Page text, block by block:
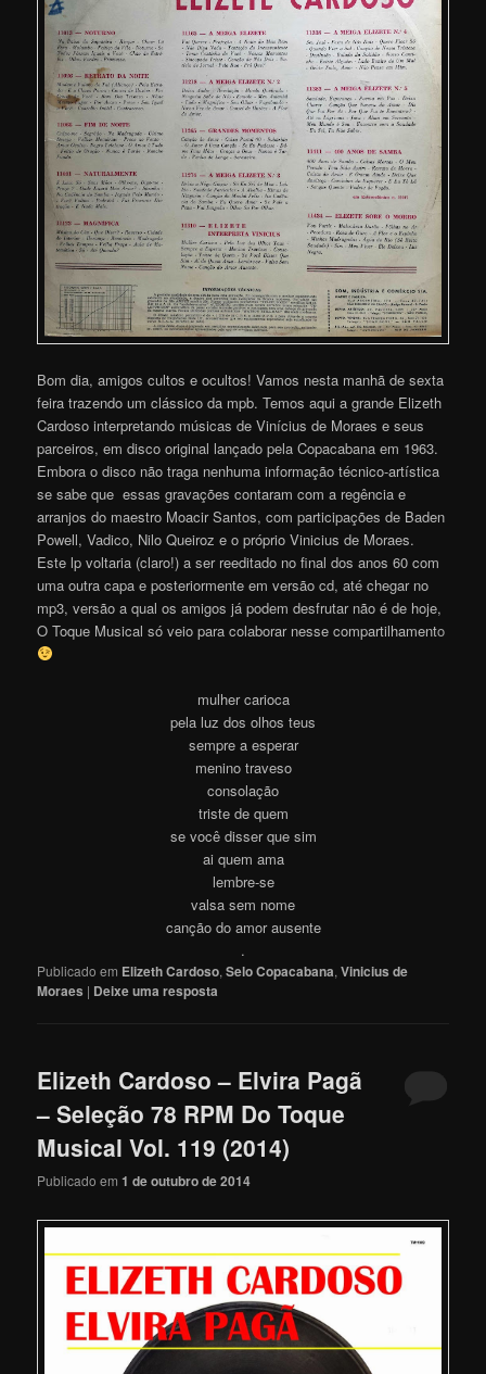
Bom dia, amigos cultos e ocultos! Vamos nesta manhã de sexta
feira trazendo um clássico da mpb. Temos aqui a grande Elizeth
Cardoso interpretando músicas de Vinícius de Moraes e seus
parceiros, em disco original lançado pela Copacabana em 1963.
Embora o disco não traga nenhuma informação técnico-artística
se sabe que essas gravações contaram com a regência e
arranjos do maestro Moacir Santos, com participações de Baden
Powell, Vadico, Nilo Queiroz e o próprio Vinicius de Moraes.
Este lp voltaria (claro!) a ser reeditado no final dos anos 60 com
uma outra capa e posteriormente em versão cd, até chegar no
mp3, versão a qual os amigos já podem desfrutar não é de hoje,
O Toque Musical só veio para colaborar nesse compartilhamento
mulher carioca
pela luz dos olhos teus
sempre a esperar
menino traveso
consolação
triste de quem
se você disser que sim
ai quem ama
lembre-se
valsa sem nome
canção do amor ausente
.
Publicado em Elizeth Cardoso,Selo Copacabana,Vinicius de
Moraes | Deixe uma resposta
Elizeth Cardoso – Elvira Pagã
– Seleção 78 RPM Do Toque
Musical Vol. 119 (2014)
Publicado em1 de outubro de 2014